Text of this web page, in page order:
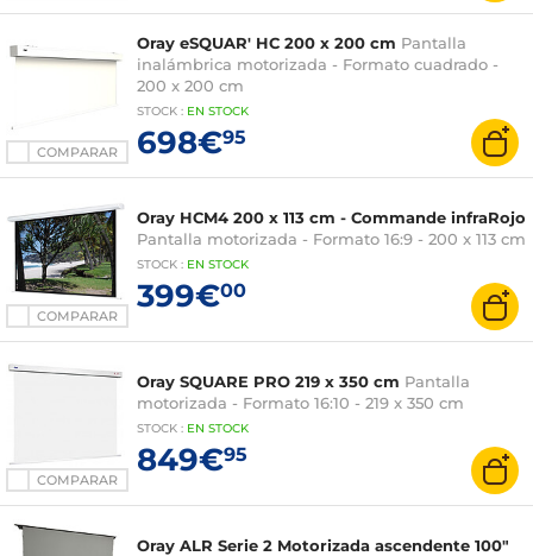
COMPARAR
Oray eSQUAR' HC 200 x 200 cm Pantalla
inalámbrica motorizada - Formato cuadrado -
200 x 200 cm
STOCK : EN STOCK
698€95
COMPARAR
Oray HCM4 200 x 113 cm - Commande infraRojo
Pantalla motorizada - Formato 16:9 - 200 x 113 cm
STOCK : EN STOCK
399€00
COMPARAR
Oray SQUARE PRO 219 x 350 cm Pantalla
motorizada - Formato 16:10 - 219 x 350 cm
STOCK : EN STOCK
849€95
Oray ALR Serie 2 Motorizada ascendente 100"